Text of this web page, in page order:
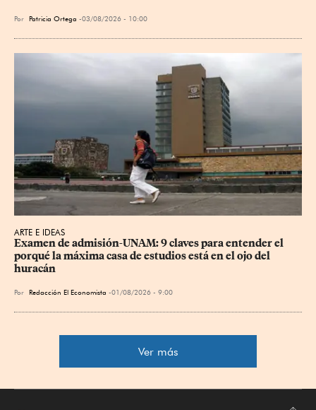
Por Patricia Ortega 03/08/2026 - 10:00
ARTE E IDEAS
Examen de admisión-UNAM: 9 claves para entender el
porqué la máxima casa de estudios está en el ojo del
huracán
Por Redacción El Economista 01/08/2026 - 9:00
Ver más